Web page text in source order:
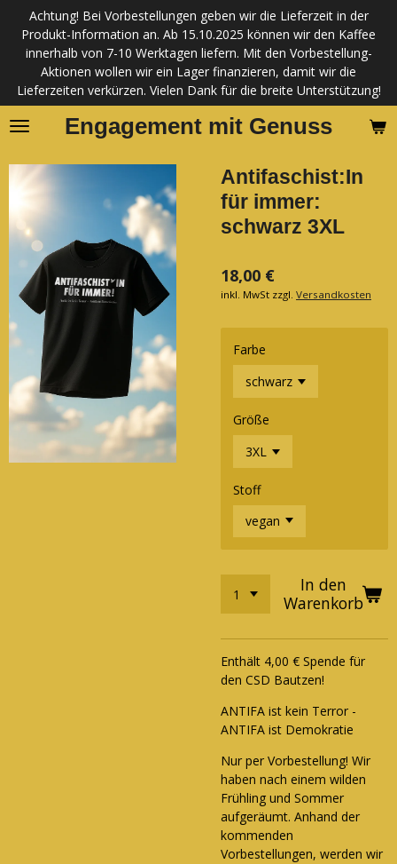
Zum
Hauptinhalt
springen
Engagement mit Genuss
Achtung! Bei Vorbestellungen geben wir die Lieferzeit in der
Produkt-Information an. Ab 15.10.2025 können wir den Kaffee
innerhalb von 7-10 Werktagen liefern. Mit den Vorbestellung-
Aktionen wollen wir ein Lager finanzieren, damit wir die
Lieferzeiten verkürzen. Vielen Dank für die breite Unterstützung!
Antifaschist:In
für immer:
schwarz 3XL
18,00 €
inkl. MwSt zzgl. Versandkosten
Farbe
Größe
Stoff
In den
Warenkorb
Enthält 4,00 € Spende für
den CSD Bautzen!
ANTIFA ist kein Terror -
ANTIFA ist Demokratie
Nur per Vorbestellung! Wir
haben nach einem wilden
Frühling und Sommer
aufgeräumt. Anhand der
kommenden
Vorbestellungen, werden wir